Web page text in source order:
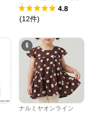
海のいきものアッ
プリケ半袖Tシャ
4.8
(12件)
6
ナルミヤオンライン